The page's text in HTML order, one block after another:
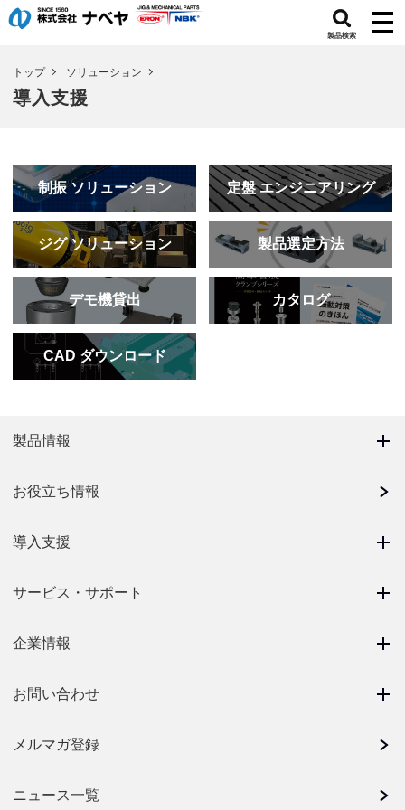
製品検索
トップ ソリューション
導入支援
制振 ソリューション 定盤 エンジニアリング
ジグ ソリューション 製品選定方法
デモ機貸出 カタログ
CAD ダウンロード
製品情報
お役立ち情報
導入支援
サービス・サポート
企業情報
お問い合わせ
メルマガ登録
ニュース一覧